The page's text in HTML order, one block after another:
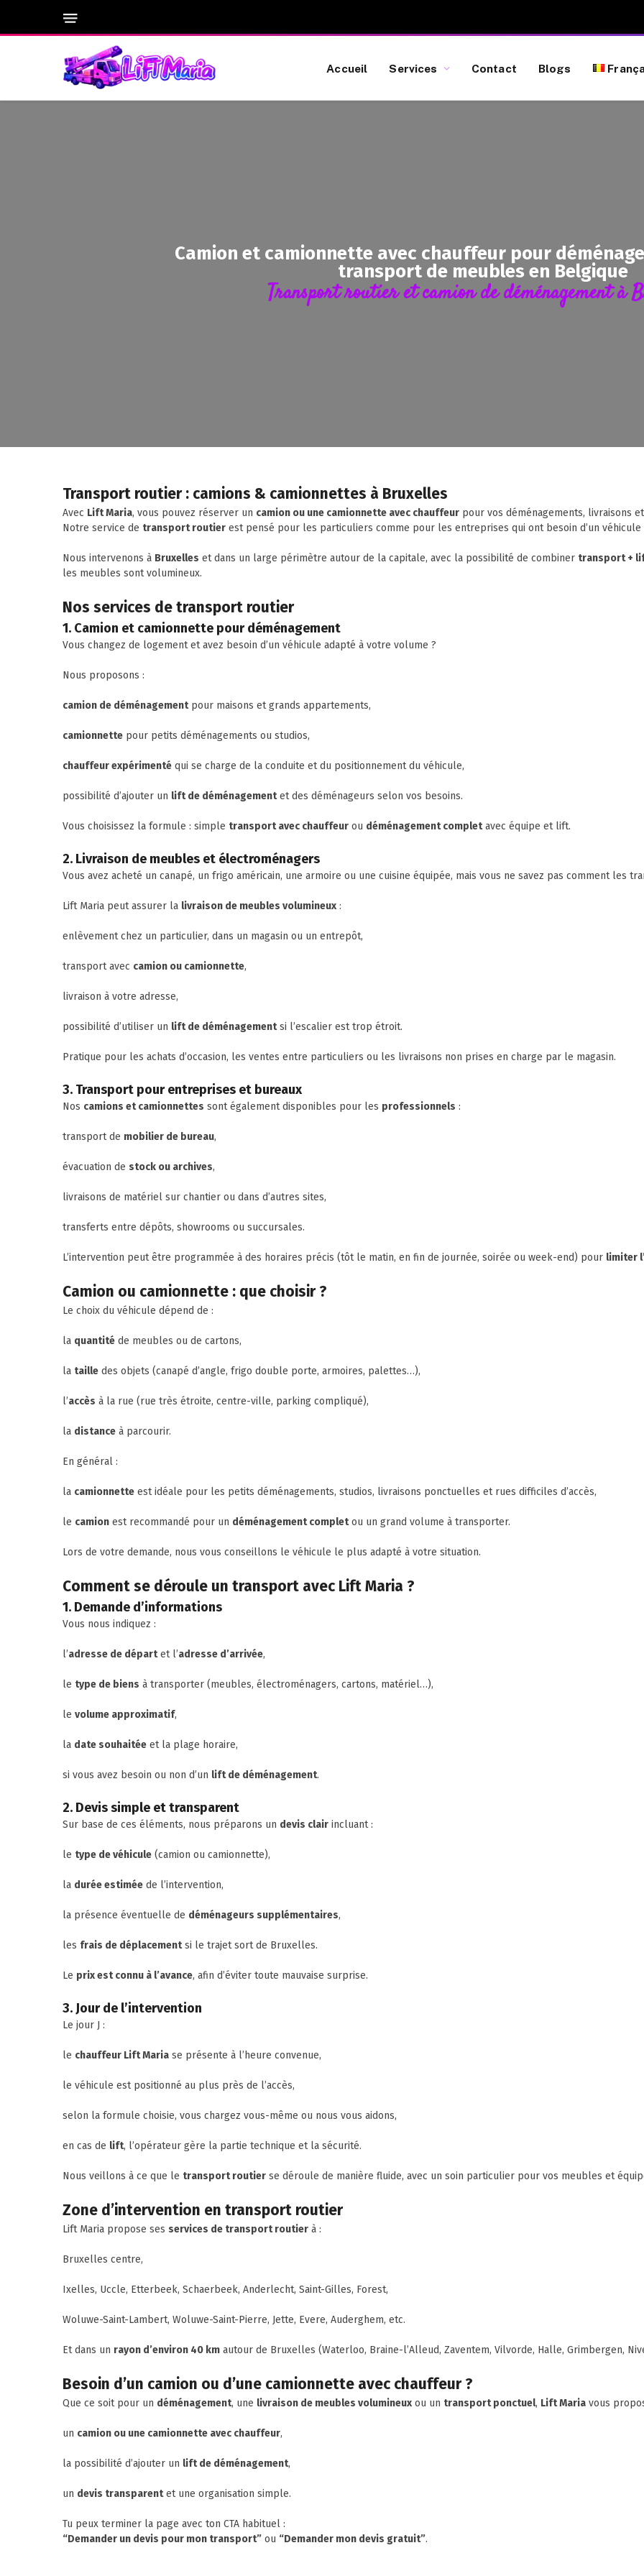
Accueil Services Contact Blogs
Camion et camionnette avec chauffeur pour
transport de meubles en Belgique
Transport routier et camion de déménagement à
Transport routier : camions & camionnettes à Bruxelles
Avec Lift Maria, vous pouvez réserver un camion ou une camionnette avec chauffeur pour vos déménagements, livraisons
Notre service de transport routier est pensé pour les particuliers comme pour les entreprises qui ont besoin d’un véhicule
Nous intervenons à Bruxelles et dans un large périmètre autour de la capitale, avec la possibilité de combiner transport +
les meubles sont volumineux.
Nos services de transport routier
1. Camion et camionnette pour déménagement
Vous changez de logement et avez besoin d’un véhicule adapté à votre volume ?
Nous proposons :
camion de déménagementpour maisons et grands appartements,
camionnette pour petits déménagements ou studios,
chauffeur expérimenté qui se charge de la conduite et du positionnement du véhicule,
possibilité d’ajouter un lift de déménagementet des déménageurs selon vos besoins.
Vous choisissez la formule : simple transport avec chauffeur ou déménagement completavec équipe et lift.
2. Livraison de meubles et électroménagers
Vous avez acheté un canapé, un frigo américain, une armoire ou une cuisine équipée, mais vous ne savez pas comment les
Lift Maria peut assurer la livraison de meubles volumineux :
enlèvement chez un particulier, dans un magasin ou un entrepôt,
transport avec camion ou camionnette,
livraison à votre adresse,
possibilité d’utiliser un lift de déménagementsi l’escalier est trop étroit.
Pratique pour les achats d’occasion, les ventes entre particuliers ou les livraisons non prises en charge par le magasin.
3. Transport pour entreprises et bureaux
Nos camions et camionnettes sont également disponibles pour les professionnels :
transport de mobilier de bureau,
évacuation de stock ou archives,
livraisons de matériel sur chantier ou dans d’autres sites,
transferts entre dépôts, showrooms ou succursales.
L’intervention peut être programmée à des horaires précis (tôt le matin, en fin de journée, soirée ou week-end) pour limiter
Camion ou camionnette : que choisir ?
Le choix du véhicule dépend de :
la quantité de meubles ou de cartons,
la taille des objets (canapé d’angle, frigo double porte, armoires, palettes…),
l’accès à la rue (rue très étroite, centre-ville, parking compliqué),
la distance à parcourir.
En général :
la camionnette est idéale pour les petits déménagements, studios, livraisons ponctuelles et rues difficiles d’accès,
le camion est recommandé pour un déménagement completou un grand volume à transporter.
Lors de votre demande, nous vous conseillons le véhicule le plus adapté à votre situation.
Comment se déroule un transport avec Lift Maria ?
1. Demande d’informations
Vous nous indiquez :
l’adresse de départet l’adresse d’arrivée,
le type de biens à transporter (meubles, électroménagers, cartons, matériel…),
le volume approximatif,
la date souhaitée et la plage horaire,
si vous avez besoin ou non d’un lift de déménagement.
2. Devis simple et transparent
Sur base de ces éléments, nous préparons un devis clair incluant :
le type de véhicule (camion ou camionnette),
la durée estimée de l’intervention,
la présence éventuelle de déménageurs supplémentaires,
les frais de déplacementsi le trajet sort de Bruxelles.
Le prix est connu à l’avance, afin d’éviter toute mauvaise surprise.
3. Jour de l’intervention
Le jour J :
le chauffeur Lift Maria se présente à l’heure convenue,
le véhicule est positionné au plus près de l’accès,
selon la formule choisie, vous chargez vous-même ou nous vous aidons,
en cas de lift, l’opérateur gère la partie technique et la sécurité.
Nous veillons à ce que le transport routier se déroule de manière fluide, avec un soin particulier pour vos meubles et
Zone d’intervention en transport routier
Lift Maria propose ses services de transport routier à :
Bruxelles centre,
Ixelles, Uccle, Etterbeek, Schaerbeek, Anderlecht, Saint-Gilles, Forest,
Woluwe-Saint-Lambert, Woluwe-Saint-Pierre, Jette, Evere, Auderghem, etc.
Et dans un rayon d’environ 40 km autour de Bruxelles (Waterloo, Braine-l’Alleud, Zaventem, Vilvorde, Halle, Grimbergen,
Besoin d’un camion ou d’une camionnette avec chauffeur ?
Que ce soit pour un déménagement, une livraison de meubles volumineux ou un transport ponctuel, Lift Maria vous
un camion ou une camionnette avec chauffeur,
la possibilité d’ajouter un lift de déménagement,
un devis transparentet une organisation simple.
Tu peux terminer la page avec ton CTA habituel :
“Demander un devis pour mon transport” ou “Demander mon devis gratuit”.